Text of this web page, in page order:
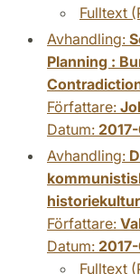
Fulltext
Avhandling:
Planning :
Författare:
Datum:
Avhandling:
historiekultur
Författare:
Datum:
Fulltext